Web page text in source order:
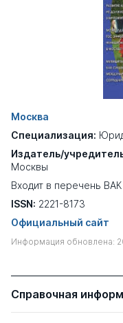
Москва
Специализация:
Издатель/
Москвы
Входит в перечень ВАК
ISSN: 2221-8173
Официальный сайт
Информация обновлена:
Справочная